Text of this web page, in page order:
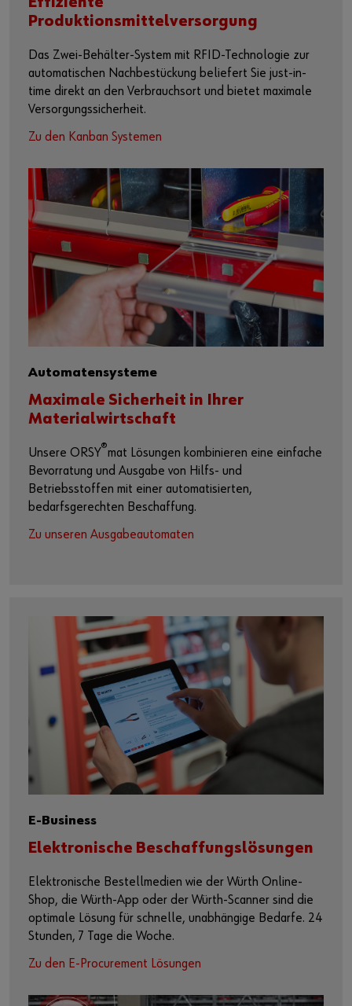
Produktionsmittelversorgung
Das Zwei-Behälter-System mit RFID-Technologie zur
automatischen Nachbestückung beliefert Sie just-in-
time direkt an den Verbrauchsort und bietet maximale
Versorgungssicherheit.
Zu den Kanban Systemen
Automatensysteme
Maximale Sicherheit in Ihrer
Materialwirtschaft
Unsere ORSY®mat Lösungen kombinieren eine einfache
Bevorratung und Ausgabe von Hilfs- und
Betriebsstoffen mit einer automatisierten,
bedarfsgerechten Beschaffung.
Zu unseren Ausgabeautomaten
E-Business
Elektronische Beschaffungslösungen
Elektronische Bestellmedien wie der Würth Online-
Shop, die Würth-App oder der Würth-Scanner sind die
optimale Lösung für schnelle, unabhängige Bedarfe. 24
Stunden, 7 Tage die Woche.
Zu den E-Procurement Lösungen